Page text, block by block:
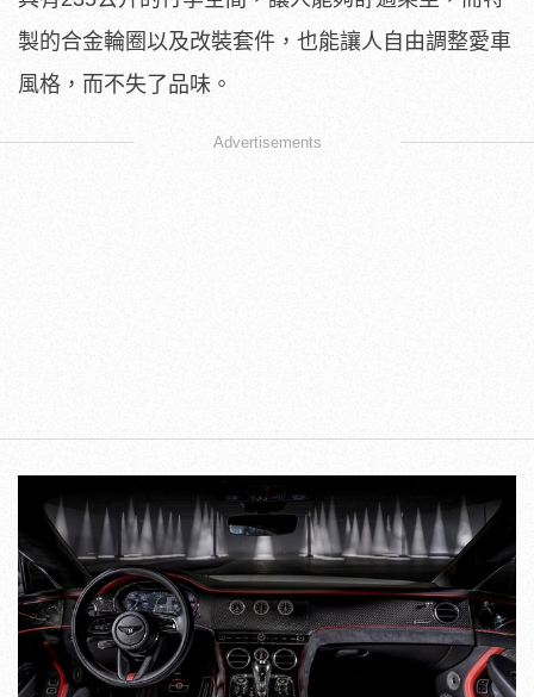
製的合金輪圈以及改裝套件，也能讓人自由調整愛車
風格，而不失了品味。
Advertisements